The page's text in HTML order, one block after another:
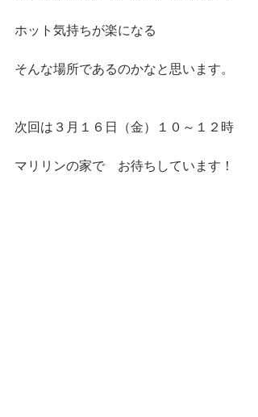
ホット気持ちが楽になる
そんな場所であるのかなと思います。
次回は３月１６日（金）１０～１２時
マリリンの家で　お待ちしています！